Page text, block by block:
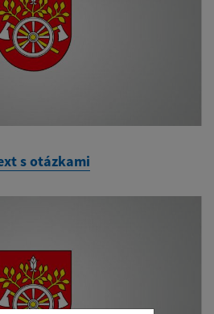
s otázkami